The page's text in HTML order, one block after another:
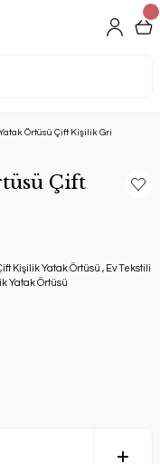
Örtüsü Çift Kişilik Gri
Çift
Kişilik Yatak Örtüsü , Ev Tekstili
Yatak Örtüsü